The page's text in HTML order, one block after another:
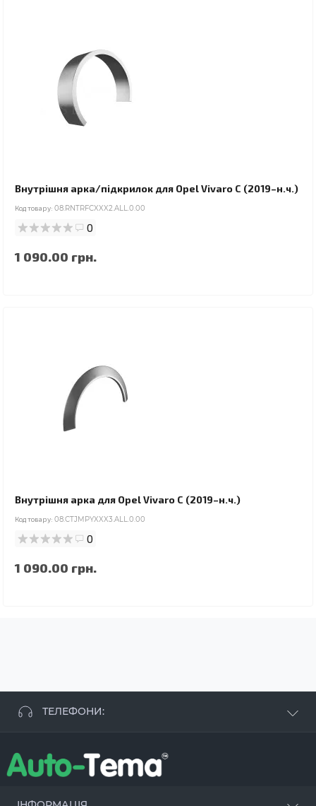
Внутрішня арка/підкрилок для Opel Vivaro C (2019–н.ч.)
Код товару: 08.RNTRFCXXX2.ALL.0.00
0
1 090.00 грн.
Внутрішня арка для Opel Vivaro C (2019–н.ч.)
Код товару: 08.CTJMPYXXX3.ALL.0.00
0
1 090.00 грн.
ТЕЛЕФОНИ:
+38 096 250 84 38
+38 099 657 61 50